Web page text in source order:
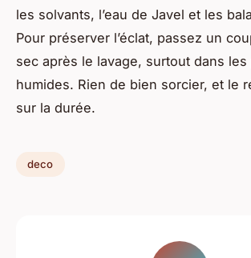
les solvants, l’eau de Javel et les
Pour préserver l’éclat, passez un
sec après le lavage, surtout dans les
humides. Rien de bien sorcier, et le
sur la durée.
deco